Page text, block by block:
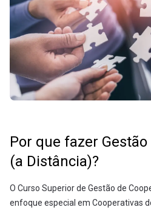
Por que fazer
(a Distância)?
O Curso Superior de Gestão de
enfoque especial em Cooperativas